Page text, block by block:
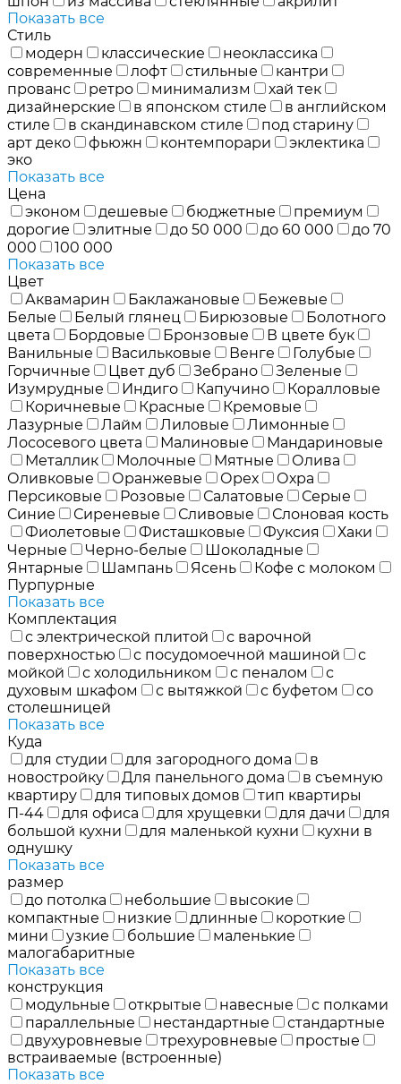
Показать все
Стиль
модерн
классические
неоклассика
современные
лофт стильные
кантри
прованс
ретро минимализм
хай тек
дизайнерские
в японском стиле
в английском
стиле
в скандинавском стиле
под старину
арт деко
фьюжн контемпорари
эклектика
эко
Показать все
Цена
эконом
дешевые бюджетные
премиум
дорогие
элитные до 50 000 до 60 000
до 70
000
100 000
Показать все
Цвет
Аквамарин
Баклажановые
Бежевые
Белые
Белый глянец Бирюзовые
Болотного
цвета
Бордовые Бронзовые
В цвете бук
Ванильные
Васильковые Венге
Голубые
Горчичные
Цвет дуб Зебрано
Зеленые
Изумрудные
Индиго Капучино
Коралловые
Коричневые
Красные
Кремовые
Лазурные
Лайм Лиловые
Лимонные
Лососевого цвета
Малиновые
Мандариновые
Металлик
Молочные Мятные
Олива
Оливковые
Оранжевые Орех
Охра
Персиковые
Розовые Салатовые
Серые
Синие
Сиреневые Сливовые
Слоновая кость
Фиолетовые
Фисташковые Фуксия
Хаки
Черные
Черно-белые
Шоколадные
Янтарные
Шампань Ясень
Кофе с молоком
Пурпурные
Показать все
Комплектация
с электрической плитой
с варочной
поверхностью
с посудомоечной машиной
с
мойкой
с холодильником с пеналом
с
духовым шкафом
с вытяжкой с буфетом
со
столешницей
Показать все
Куда
для студии
для загородного дома
в
новостройку
Для панельного дома
в съемную
квартиру
для типовых домов
тип квартиры
П-44
для офиса для хрущевки для дачи
для
большой кухни
для маленькой кухни
кухни в
однушку
Показать все
размер
до потолка
небольшие
высокие
компактные
низкие длинные
короткие
мини
узкие большие
маленькие
малогабаритные
Показать все
конструкция
модульные
открытые навесные
с полками
параллельные
нестандартные
стандартные
двухуровневые
трехуровневые
простые
встраиваемые (встроенные)
Показать все